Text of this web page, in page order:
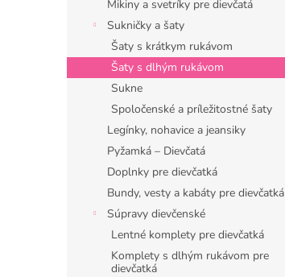
Mikiny a svetríky pre dievčatá
Sukničky a šaty
Šaty s krátkym rukávom
Šaty s dlhým rukávom
Sukne
Spoločenské a príležitostné šaty
Legínky, nohavice a jeansiky
Pyžamká – Dievčatá
Doplnky pre dievčatká
Bundy, vesty a kabáty pre dievčatká
Súpravy dievčenské
Lentné komplety pre dievčatká
Komplety s dlhým rukávom pre
dievčatká